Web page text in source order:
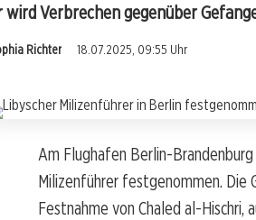
wird Verbrechen gegenüber
Richter 18.07.2025, 09:55 Uhr
Am Flughafen Berlin-
Milizenführer festgenommen.
Festnahme von Chaled al-